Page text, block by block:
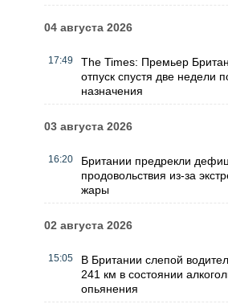
04 августа 2026
17:49
The Times: Премьер
отпуск спустя две недели
назначения
03 августа 2026
16:20
Британии предрекли
продовольствия из-за
жары
02 августа 2026
15:05
В Британии слепой
241 км в состоянии
опьянения